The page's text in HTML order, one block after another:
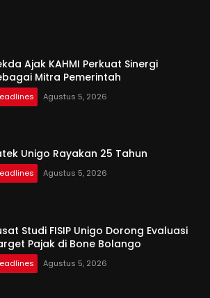
Ajak KAHMI Perkuat Sinergi
Mitra Pemerintah
Agustus 5, 2026
Unigo Rayakan 25 Tahun
Agustus 5, 2026
Studi FISIP Unigo Dorong Evaluasi
Pajak di Bone Bolango
Agustus 5, 2026